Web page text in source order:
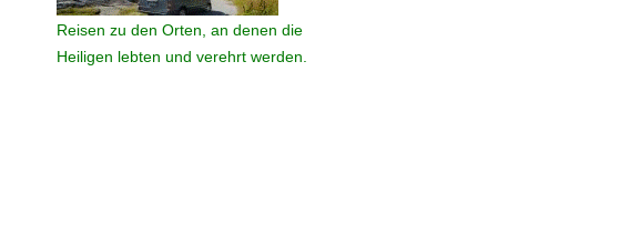
Reisen zu den Orten, an denen die
Heiligen lebten und verehrt werden.